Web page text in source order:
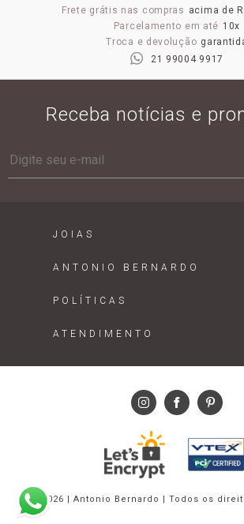
Frete grátis nas compras acima de
Parcelamento em até 10x
Troca e devolução
21 99004 9917
Receba notícias e
JOIAS
ANTONIO BERNARDO
POLÍTICAS
ATENDIMENTO
2026 | Antonio Bernardo | Todos os